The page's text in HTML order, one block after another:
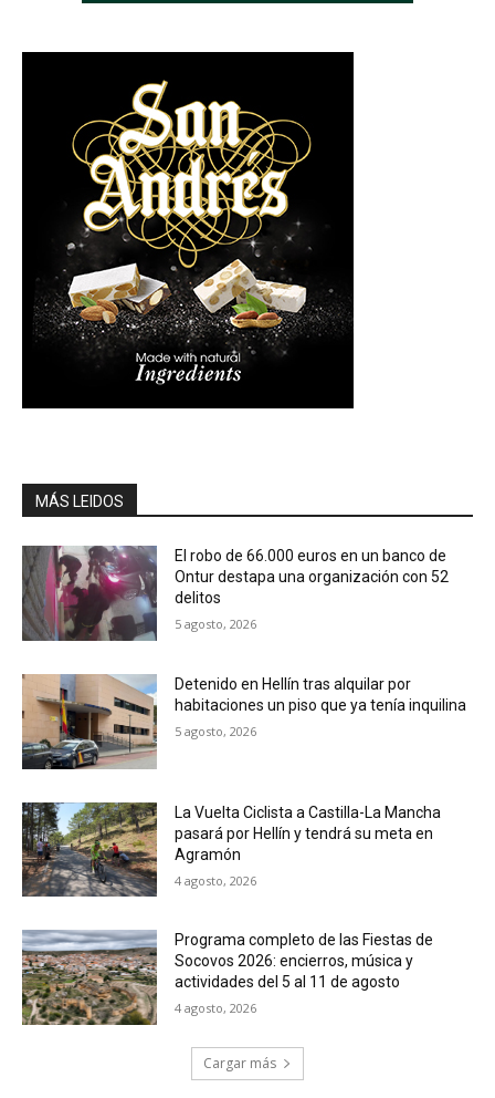
MÁS LEIDOS
El robo de 66.000 euros en un banco de
Ontur destapa una organización con 52
delitos
5 agosto, 2026
Detenido en Hellín tras alquilar por
habitaciones un piso que ya tenía inquilina
5 agosto, 2026
La Vuelta Ciclista a Castilla-La Mancha
pasará por Hellín y tendrá su meta en
Agramón
4 agosto, 2026
Programa completo de las Fiestas de
Socovos 2026: encierros, música y
actividades del 5 al 11 de agosto
4 agosto, 2026
Cargar más